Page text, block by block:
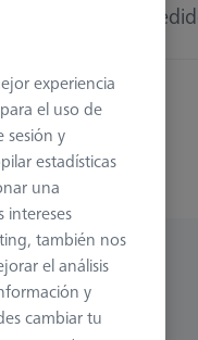
experiencia
el uso de
sesión y
estadísticas
una
también nos
el análisis
y
cambiar tu